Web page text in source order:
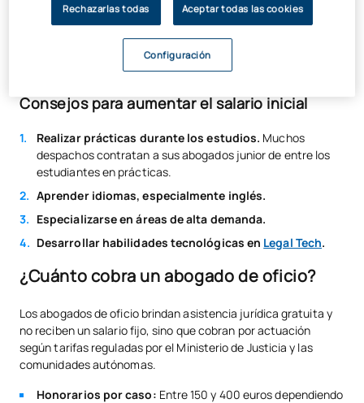
Abogado por cuenta propia:Debe asumir gastos como
el Colegio de Abogados y el RETA (Régimen de
Consejos para aumentar el salario inicial
Realizar prácticas durante los estudios. Muchos
despachos contratan a sus abogados junior de entre los
estudiantes en prácticas.
Aprender idiomas, especialmente inglés.
Especializarse en áreas de alta demanda.
Desarrollar habilidades tecnológicas en Legal Tech.
¿Cuánto cobra un abogado de oficio?
Los abogados de oficio brindan asistencia jurídica gratuita y
no reciben un salario fijo, sino que cobran por actuación
según tarifas reguladas por el Ministerio de Justicia y las
comunidades autónomas.
Honorarios por caso: Entre 150 y 400 euros dependiendo
Rechazarlas todas Aceptar todas las cookies
Configuración